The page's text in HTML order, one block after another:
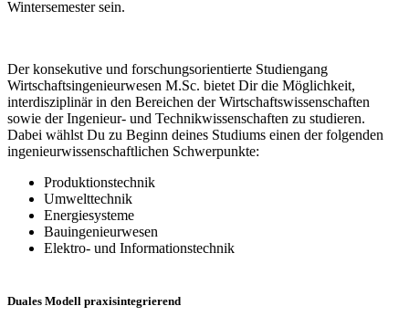
Wintersemester sein.
Der konsekutive und forschungsorientierte Studiengang
Wirtschaftsingenieurwesen M.Sc. bietet Dir die Möglichkeit,
interdisziplinär in den Bereichen der Wirtschaftswissenschaften
sowie der Ingenieur- und Technikwissenschaften zu studieren.
Dabei wählst Du zu Beginn deines Studiums einen der folgenden
ingenieurwissenschaftlichen Schwerpunkte:
Produktionstechnik
Umwelttechnik
Energiesysteme
Bauingenieurwesen
Elektro- und Informationstechnik
Duales Modell praxisintegrierend